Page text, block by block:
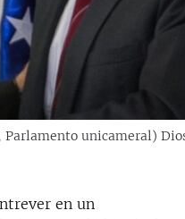
unicameral)
en un